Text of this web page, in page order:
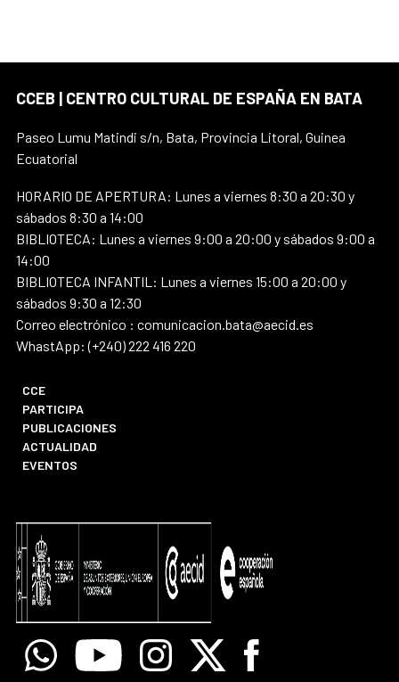
CCEB | CENTRO CULTURAL DE ESPAÑA EN BATA
Paseo Lumu Matindi s/n, Bata, Provincia Litoral, Guinea
Ecuatorial
HORARIO DE APERTURA: Lunes a viernes 8:30 a 20:30 y
sábados 8:30 a 14:00
BIBLIOTECA: Lunes a viernes 9:00 a 20:00 y sábados 9:00 a
14:00
BIBLIOTECA INFANTIL: Lunes a viernes 15:00 a 20:00 y
sábados 9:30 a 12:30
Correo electrónico : comunicacion.bata@aecid.es
WhastApp: (+240) 222 416 220
CCE
PARTICIPA
PUBLICACIONES
ACTUALIDAD
EVENTOS
WhatsappYoutube Instagram
X Facebook